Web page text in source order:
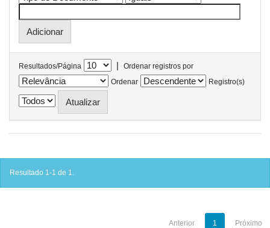
Resultados/Página |
Ordenar registros por
Ordenar
Registro(s)
Resultado 1-1 de 1.
Anterior 1 Próximo